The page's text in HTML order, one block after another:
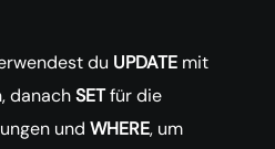
du UPDATE mit
danachSETfür die
und WHERE, um